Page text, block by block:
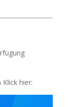
hier: